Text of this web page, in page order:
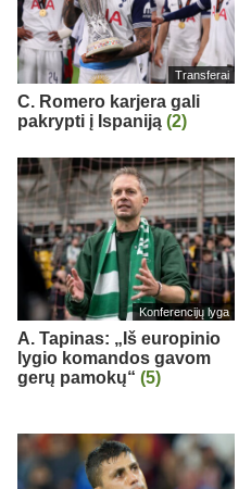
Transferai
C. Romero karjera gali
pakrypti į Ispaniją (2)
Konferencijų lyga
A. Tapinas: „Iš europinio
lygio komandos gavom
gerų pamokų“ (5)